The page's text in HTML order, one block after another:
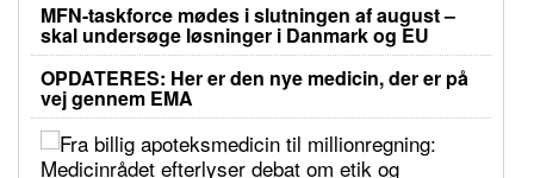
MFN-taskforce mødes i slutningen af august –
skal undersøge løsninger i Danmark og EU
OPDATERES: Her er den nye medicin, der er på
vej gennem EMA